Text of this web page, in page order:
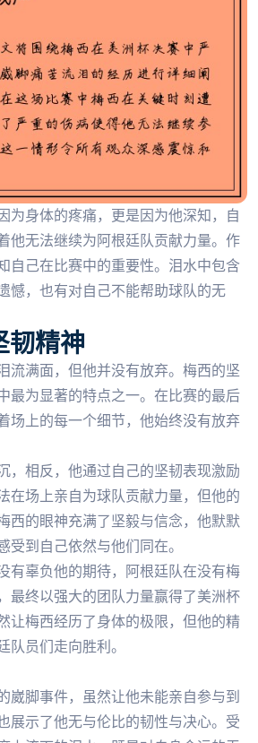
为身体的疼痛，更是因为他深知，自
他无法继续为阿根廷队贡献力量。作
自己在比赛中的重要性。泪水中包含
憾，也有对自己不能帮助球队的无
韧精神
流满面，但他并没有放弃。梅西的坚
最为显著的特点之一。在比赛的最后
场上的每一个细节，他始终没有放弃
，相反，他通过自己的坚韧表现激励
在场上亲自为球队贡献力量，但他的
西的眼神充满了坚毅与信念，他默默
受到自己依然与他们同在。
有辜负他的期待，阿根廷队在没有梅
最终以强大的团队力量赢得了美洲杯
让梅西经历了身体的极限，但他的精
队员们走向胜利。
崴脚事件，虽然让他未能亲自参与到
展示了他无与伦比的韧性与决心。受